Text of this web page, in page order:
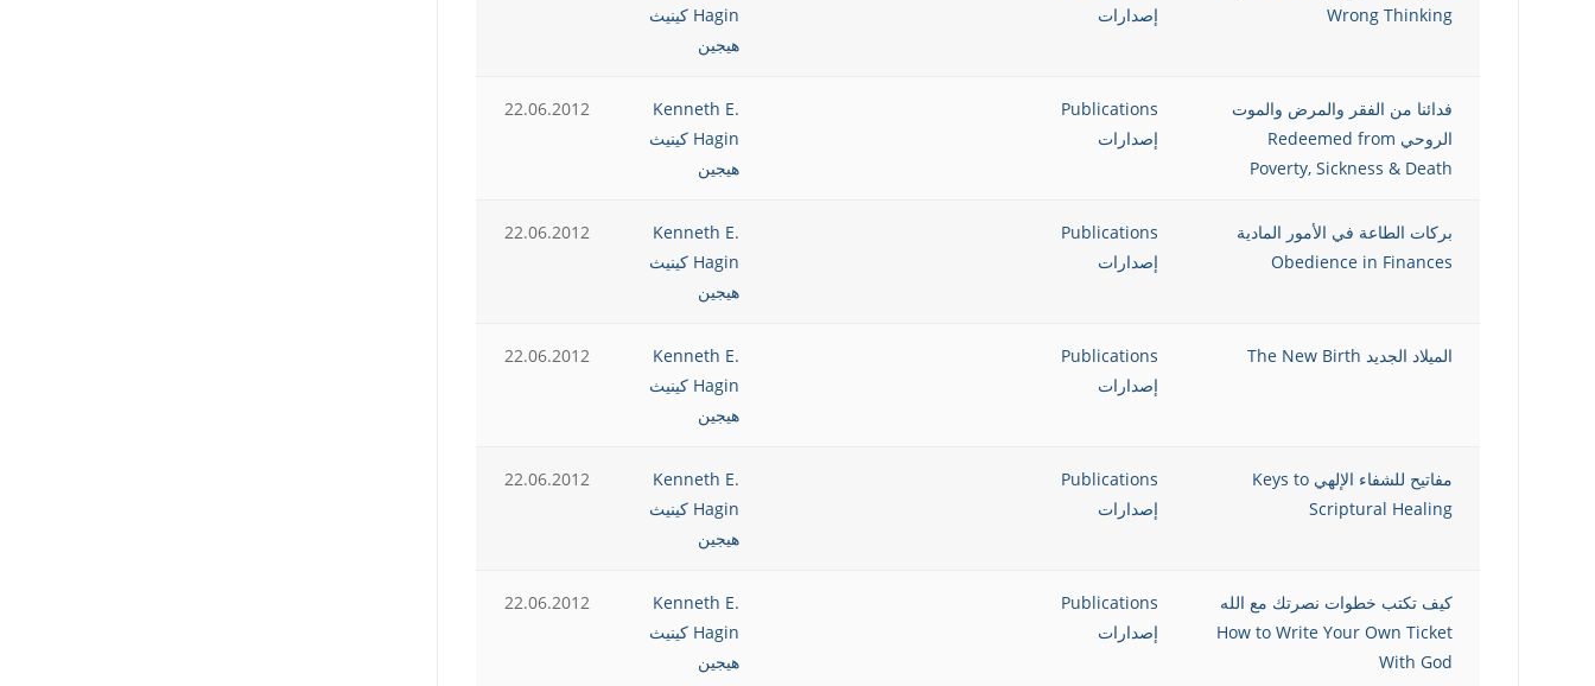
Wrong Thinking
إصدارات
Hagin كينيث
هيجين
فدائنا من الفقر والمرض والموت
الروحي Redeemed from
Poverty, Sickness & Death
Publications
إصدارات
Kenneth E.
Hagin كينيث
هيجين
22.06.2012
بركات الطاعة في الأمور المادية
Obedience in Finances
Publications
إصدارات
Kenneth E.
Hagin كينيث
هيجين
22.06.2012
الميلاد الجديد The New Birth
Publications
إصدارات
Kenneth E.
Hagin كينيث
هيجين
22.06.2012
مفاتيح للشفاء الإلهي Keys to
Scriptural Healing
Publications
إصدارات
Kenneth E.
Hagin كينيث
هيجين
22.06.2012
كيف تكتب خطوات نصرتك مع الله
How to Write Your Own Ticket
With God
Publications
إصدارات
Kenneth E.
Hagin كينيث
هيجين
22.06.2012